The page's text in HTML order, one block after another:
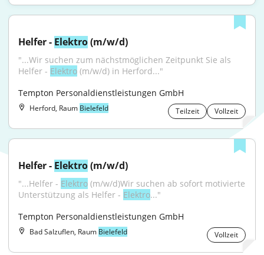
Helfer - Elektro (m/w/d)
"...Wir suchen zum nächstmöglichen Zeitpunkt Sie als
Helfer - Elektro (m/w/d) in Herford..."
Tempton Personaldienstleistungen GmbH
Herford, Raum Bielefeld Teilzeit Vollzeit
Helfer - Elektro (m/w/d)
"...Helfer - Elektro (m/w/d)Wir suchen ab sofort motivierte
Unterstützung als Helfer - Elektro..."
Tempton Personaldienstleistungen GmbH
Bad Salzuflen, Raum Bielefeld Vollzeit